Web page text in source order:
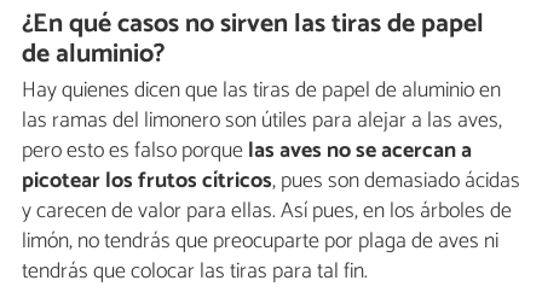
¿En qué casos no sirven las tiras de papel
de aluminio?
Hay quienes dicen que las tiras de papel de aluminio en
las ramas del limonero son útiles para alejar a las aves,
pero esto es falso porquelas aves no se acercan a
picotear los frutos cítricos, pues son demasiado ácidas
y carecen de valor para ellas. Así pues, en los árboles de
limón, no tendrás que preocuparte por plaga de aves ni
tendrás que colocar las tiras para tal fin.